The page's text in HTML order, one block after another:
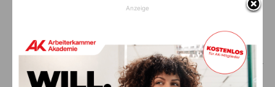
Tierheim Villach: Diese
Fellnasen warten auf ihr neues
Skibergsteigen: Hiemer und
Verbnjak beenden die Saison
mit Platz 4
Anzeige